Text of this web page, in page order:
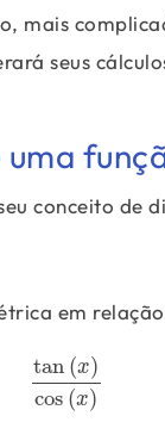
seus
conceito de
em
tan (x)
cos (x)
tan(x)cos